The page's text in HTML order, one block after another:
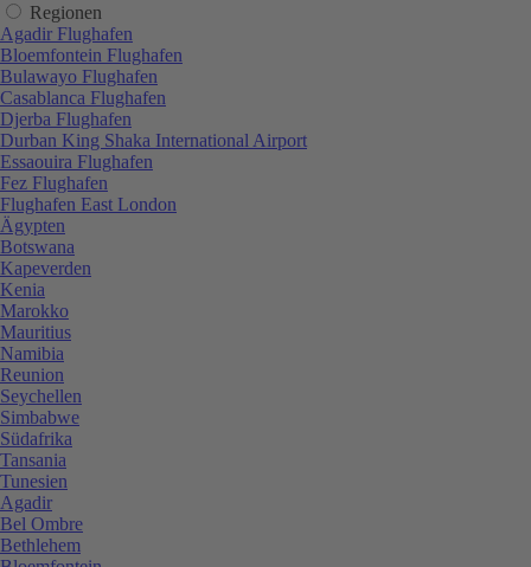
Regionen
Agadir Flughafen
Bloemfontein Flughafen
Bulawayo Flughafen
Casablanca Flughafen
Djerba Flughafen
Durban King Shaka International Airport
Essaouira Flughafen
Fez Flughafen
Flughafen East London
Ägypten
Botswana
Kapeverden
Kenia
Marokko
Mauritius
Namibia
Reunion
Seychellen
Simbabwe
Südafrika
Tansania
Tunesien
Agadir
Bel Ombre
Bethlehem